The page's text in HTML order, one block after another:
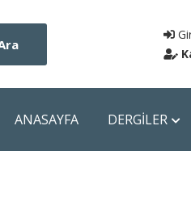
ANASAYFA DERGİLER